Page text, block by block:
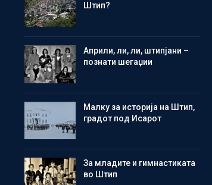
Штип?
Aприли, ли, ли, штипјани –
познати шегаџии
Малку за историја на Штип,
градот под Исарот
Зa младите и гимнастиката
во Штип